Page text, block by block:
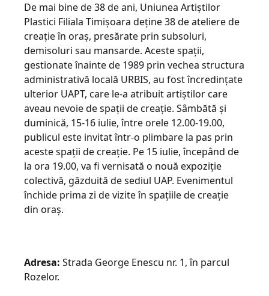
De mai bine de 38 de ani, Uniunea Artiștilor
Plastici Filiala Timișoara deține 38 de ateliere de
creație în oraș, presărate prin subsoluri,
demisoluri sau mansarde. Aceste spații,
gestionate înainte de 1989 prin vechea structura
administrativă locală URBIS, au fost încredințate
ulterior UAPT, care le-a atribuit artiștilor care
aveau nevoie de spații de creație. Sâmbătă și
duminică, 15-16 iulie, între orele 12.00-19.00,
publicul este invitat într-o plimbare la pas prin
aceste spații de creație. Pe 15 iulie, începând de
la ora 19.00, va fi vernisată o nouă expoziție
colectivă, găzduită de sediul UAP. Evenimentul
închide prima zi de vizite în spațiile de creație
din oraș.
Adresa: Strada George Enescu nr. 1, în parcul
Rozelor.